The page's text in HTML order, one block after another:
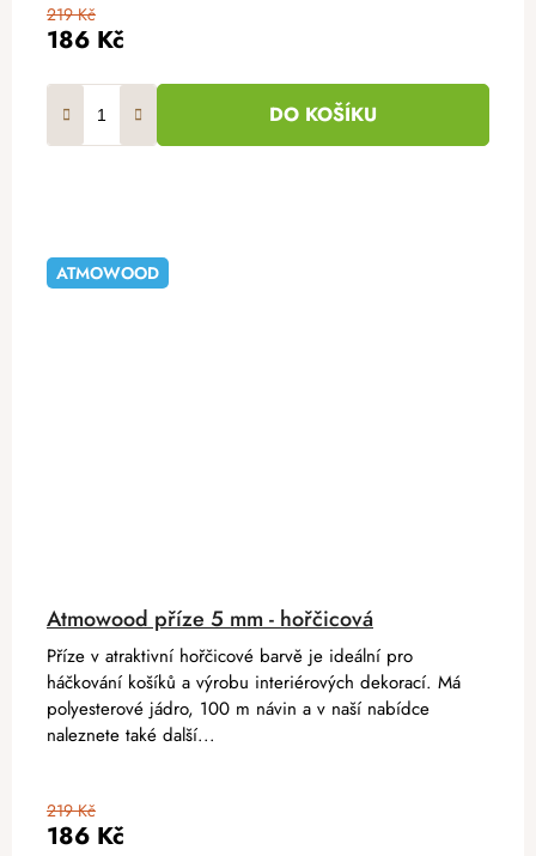
186 Kč
219 Kč
DO KOŠÍKU
ATMOWOOD
Atmowood příze 5 mm - hořčicová
186 Kč
219 Kč
Příze v atraktivní hořčicové barvě je ideální pro
háčkování košíků a výrobu interiérových dekorací. Má
polyesterové jádro, 100 m návin a v naší nabídce
naleznete také další...